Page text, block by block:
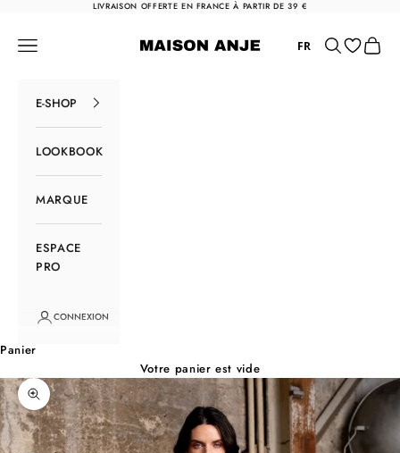
Passer au contenuLIVRAISON OFFERTE EN FRANCE À PARTIR DE 39 €
Maison Anje
Menu FR Rechercher
Panier
E-SHOP
LOOKBOOK
MARQUE
ESPACE
PRO
CONNEXION
Panier
Votre panier est vide
Zoomer sur l'image